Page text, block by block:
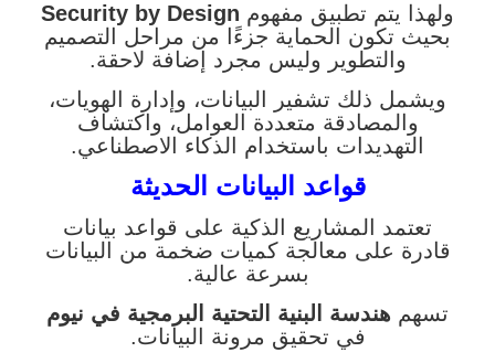
ولهذا يتم تطبيق مفهوم Security by Design
بحيث تكون الحماية جزءًا من مراحل التصميم
والتطوير وليس مجرد إضافة لاحقة.
ويشمل ذلك تشفير البيانات، وإدارة الهويات،
والمصادقة متعددة العوامل، واكتشاف
التهديدات باستخدام الذكاء الاصطناعي.
قواعد البيانات الحديثة
تعتمد المشاريع الذكية على قواعد بيانات
قادرة على معالجة كميات ضخمة من البيانات
بسرعة عالية.
تسهم هندسة البنية التحتية البرمجية في نيوم
في تحقيق مرونة البيانات.